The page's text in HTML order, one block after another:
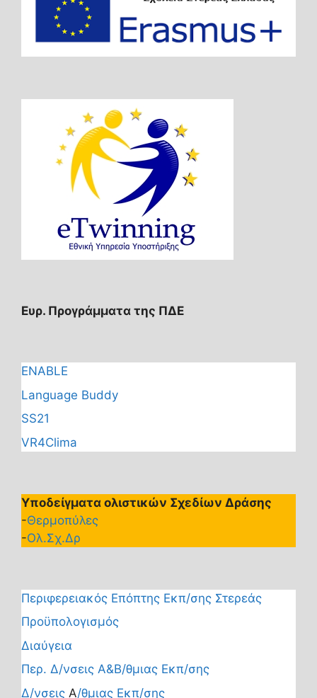
Ευρ. Προγράμματα της ΠΔΕ
ENABLE
Language Buddy
SS21
VR4Clima
Υποδείγματα ολιστικών Σχεδίων Δράσης
-Θερμοπύλες
-Ολ.Σχ.Δρ
Περιφερειακός Επόπτης Εκπ/σης Στερεάς
Προϋπολογισμός
Διαύγεια
Περ. Δ/νσεις Α&Β/θμιας Εκπ/σης
Δ/νσεις Α/θμιας Εκπ/σης